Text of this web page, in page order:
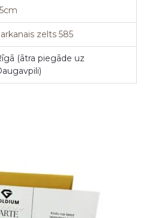
zelts 585
(ātra piegāde uz